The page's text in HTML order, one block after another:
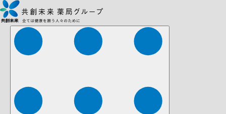
株式会社ファーマみらい 株式会社ストレチア